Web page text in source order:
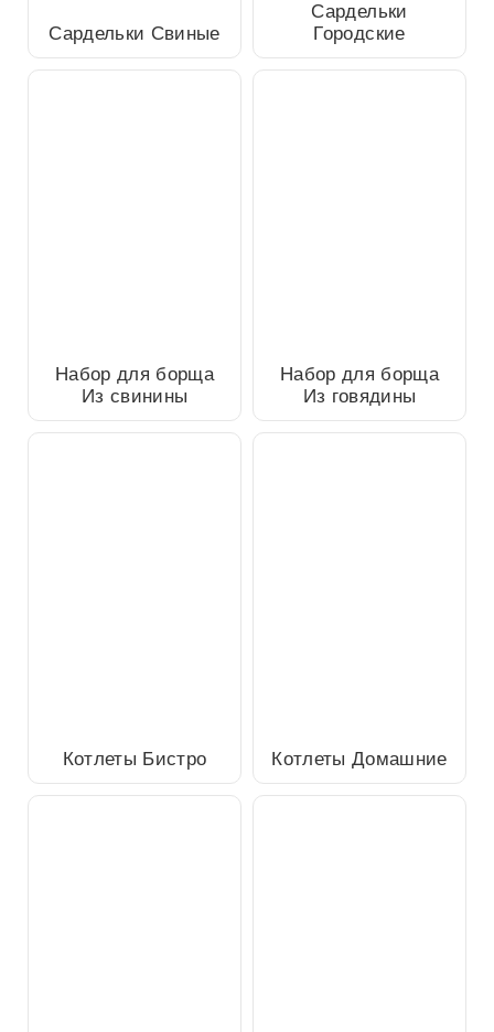
Сардельки Свиные Сардельки Городские
Набор для борща Из
свинины
Набор для борща Из
говядины
Котлеты Бистро Котлеты Домашние